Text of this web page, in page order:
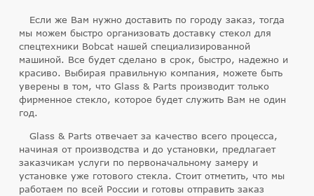
Если же Вам нужно доставить по городу заказ, тогда
мы можем быстро организовать доставку стекол для
спецтехники Bobcat нашей специализированной
машиной. Все будет сделано в срок, быстро, надежно и
красиво. Выбирая правильную компания, можете быть
уверены в том, что Glass & Parts производит только
фирменное стекло, которое будет служить Вам не один
год.
Glass & Parts отвечает за качество всего процесса,
начиная от производства и до установки, предлагает
заказчикам услуги по первоначальному замеру и
установке уже готового стекла. Стоит отметить, что мы
работаем по всей России и готовы отправить заказ